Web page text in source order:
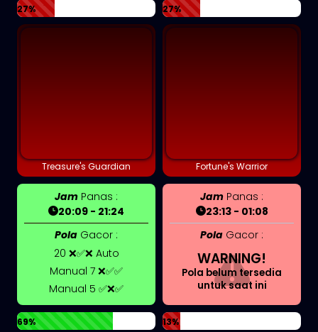
27% 27%
Treasure's Guardian
Jam Panas :
20:09 - 21:24
Pola Gacor :
20 ❌✅❌ Auto
Manual 7 ❌✅✅
Manual 5 ✅❌✅
69%
Fortune's Warrior
Jam Panas :
23:13 - 01:08
Pola Gacor :
WARNING!
Pola belum tersedia
untuk saat ini
13%